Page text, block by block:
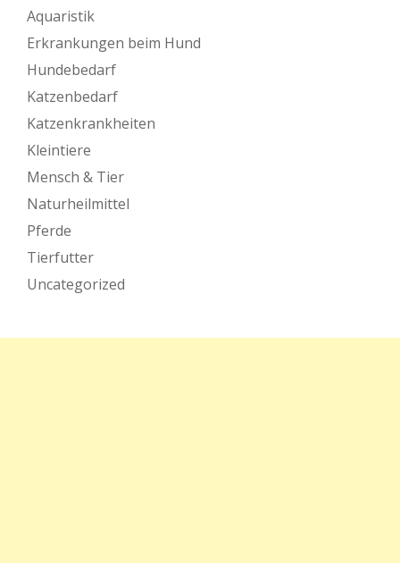
Aquaristik
Erkrankungen beim Hund
Hundebedarf
Katzenbedarf
Katzenkrankheiten
Kleintiere
Mensch & Tier
Naturheilmittel
Pferde
Tierfutter
Uncategorized